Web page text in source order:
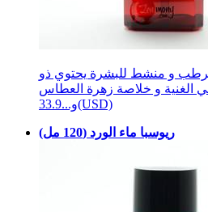
مرطب و منشط للبشرة يحتوي ذو
الغنية و خلاصة زهرة العطاس
و...33.9(USD)
ريوسبا ماء الورد (120 مل)